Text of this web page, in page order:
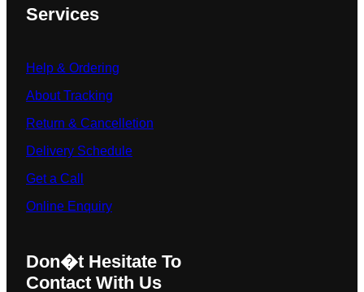
Services
Help & Ordering
About Tracking
Return & Cancelletion
Delivery Schedule
Get a Call
Online Enquiry
Don�t Hesitate To
Contact With Us